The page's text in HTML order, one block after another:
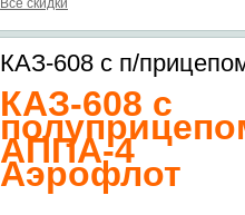
Все скидки
КАЗ-608 с п/
КАЗ-608 с
АППА-4
Аэрофлот